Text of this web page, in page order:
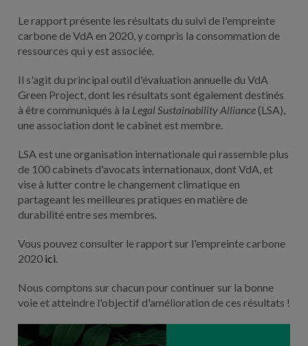
Le rapport présente les résultats du suivi de l'empreinte
carbone de VdA en 2020, y compris la consommation de
ressources qui y est associée.
Il s'agit du principal outil d'évaluation annuelle du VdA
Green Project, dont les résultats sont également destinés
à être communiqués à la Legal Sustainability Alliance(LSA),
une association dont le cabinet est membre.
LSA est une organisation internationale qui rassemble plus
de 100 cabinets d'avocats internationaux, dont VdA, et
vise à lutter contre le changement climatique en
partageant les meilleures pratiques en matière de
durabilité entre ses membres.
Vous pouvez consulter le rapport sur l'empreinte carbone
2020 ici
Nous comptons sur chacun pour continuer sur la bonne
voie et atteindre l'objectif d'amélioration de ces résultats !